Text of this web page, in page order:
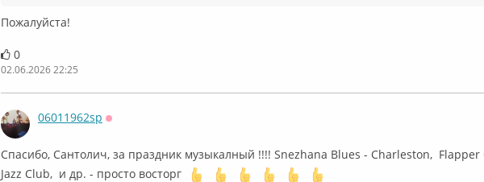
Пожалуйста!
0
02.06.2026 22:25
06011962sp
Спасибо, Сантолич, за праздник музыкалный !!!! ⁣⁣Snezhana Blues - Charleston,
Jazz Club, и др. - просто восторг